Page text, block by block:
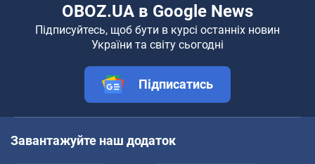
OBOZ.UA в Google News
Підписуйтесь, щоб бути в курсі останніх новин
України та світу сьогодні
Підписатись
Завантажуйте наш додаток